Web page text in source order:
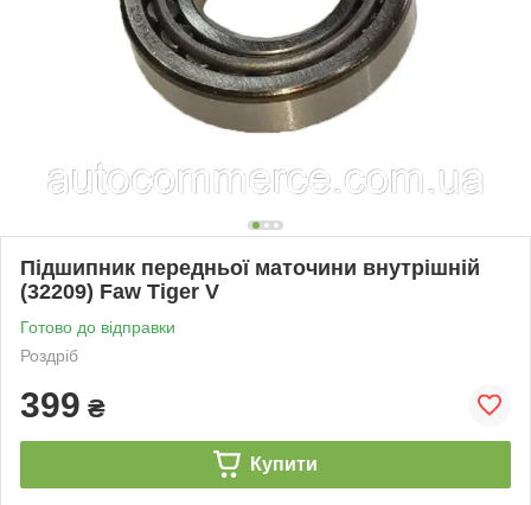
Підшипник передньої маточини внутрішній
(32209) Faw Tiger V
Готово до відправки
Роздріб
399 ₴
Купити